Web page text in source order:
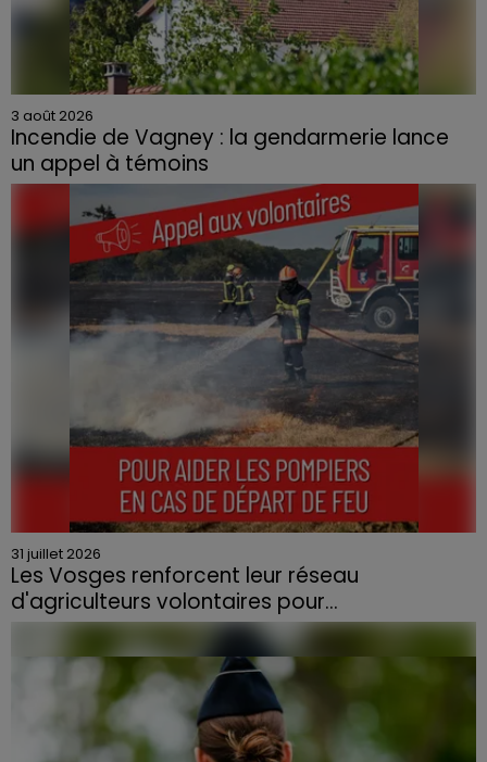
3 août 2026
Incendie de Vagney : la gendarmerie lance
un appel à témoins
Le feu, parti d'une haie avant de se propager au
quartier résidentiel, avait détruit deux habitations et
contraint à l'évacuation d'une centaine de personnes.
31 juillet 2026
Les Vosges renforcent leur réseau
d'agriculteurs volontaires pour...
Face à la sécheresse et aux risques de départs de feu,
la Chambre d'agriculture des Vosges a lancé un appel
aux agriculteurs volontaires pour venir en aide...